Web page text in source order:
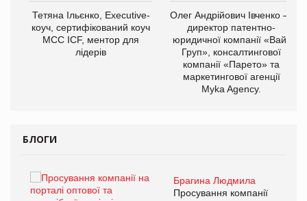
Тетяна Ільєнко, Executive-
коуч, сертифікований коуч
МСС ICF, ментор для
лідерів
Олег Андрійович Івченко —
директор патентно-
юридичної компанії «Вайз
Груп», консалтингової
компанії «Парето» та
маркетингової агенції
Myka Agency.
БЛОГИ
Брагина Людмила
Просування компанії